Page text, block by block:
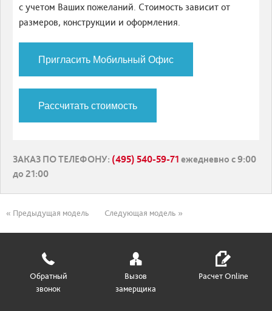
с учетом Ваших пожеланий. Стоимость зависит от
размеров, конструкции и оформления.
Пригласить Мобильный Офис
Рассчитать стоимость
ЗАКАЗ ПО ТЕЛЕФОНУ: (495) 540-59-71 ежедневно с 9:00
до 21:00
« Предыдущая модель Следующая модель »
Обратный
звонок
Вызов
замерщика
Расчет Online